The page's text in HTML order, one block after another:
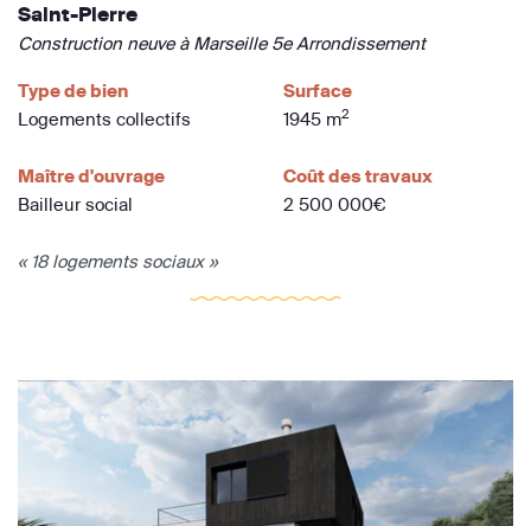
Saint-Pierre
Construction neuve à Marseille 5e Arrondissement
Type de bien
Logements collectifs
Surface
1945 m2
Maître d'ouvrage
Bailleur social
Coût des travaux
2 500 000€
« 18 logements sociaux »